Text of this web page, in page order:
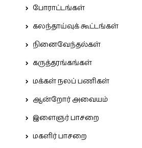
போராட்டங்கள்
கலந்தாய்வுக் கூட்டங்கள்
நினைவேந்தல்கள்
கருத்தரங்கங்கள்
மக்கள் நலப் பணிகள்
ஆன்றோர் அவையம்
இளைஞர் பாசறை
மகளிர் பாசறை